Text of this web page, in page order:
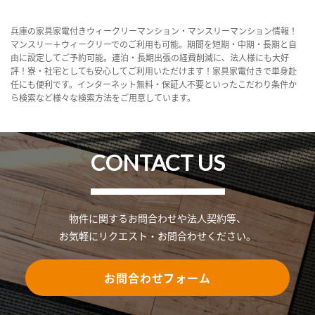
兵庫の家具家電付きウィークリーマンション・マンスリーマンション情報！
マンスリー＋ウィークリーでのご利用も可能。期間を短期・中期・長期と自
由に設定してご予約可能。連泊・長期出張の経費削減に、法人様にも大好
評！寮・社宅としても安心してご利用いただけます！家具家電付きで単身赴
任にも便利です。インターネット無料・保証人不要といったこだわり条件か
ら検索など様々な検索方法をご用意しています。
CONTACT US
物件に関するお問合わせや法人契約等、
お気軽にリクエスト・お問合わせください。
お問合わせフォーム